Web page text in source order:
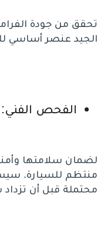
تحقق من جودة
الجيد عنصر أساسي
الفحص الفني:
لضمان سلامتها
منتظم للسيارة.
محتملة قبل أن